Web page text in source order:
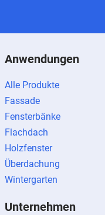
Anwendungen
Alle Produkte
Fassade
Fensterbänke
Flachdach
Holzfenster
Überdachung
Wintergarten
Unternehmen